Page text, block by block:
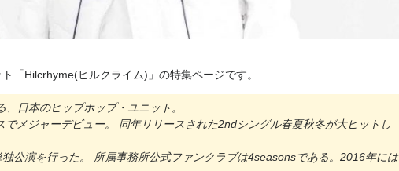
「Hilcrhyme(ヒルクライム)」の特集ページです。
日本のヒップホップ・ユニット。
メジャーデビュー。 同年リリースされた2ndシングル春夏秋冬が大ヒットし
公演を行った。 所属事務所公式ファンクラブは4seasonsである。2016年には